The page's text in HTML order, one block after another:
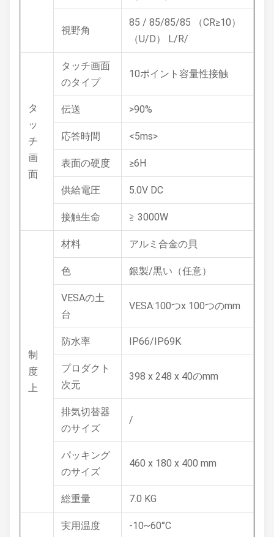
視野角
85 / 85/85/85 （CR≥10）
（U/D） L/R/
タ
ッ
チ
画
面
タッチ画面
のタイプ
10ポイント容量性接触
伝送 >90%
応答時間 <5ms>
表面の硬度 ≥6H
供給電圧 5.0V DC
接触生命 ≧ 3000W
制
度
上
材料 アルミ合金の貝
色 銀製/黒い（任意）
VESAの土
台
VESA:100つx 100つのmm
防水率 IP66/IP69K
プロダクト
次元
398 x 248 x 40のmm
排気切替器
のサイズ
/
パッキング
のサイズ
460 x 180 x 400 mm
総重量 7.0 KG
実用温度 -10~60°C